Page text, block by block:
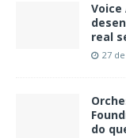
real
27
do